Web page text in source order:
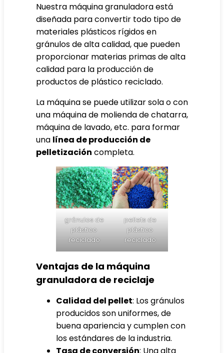
Nuestra máquina granuladora está
diseñada para convertir todo tipo de
materiales plásticos rígidos en
gránulos de alta calidad, que pueden
proporcionar materias primas de alta
calidad para la producción de
productos de plástico reciclado.
La máquina se puede utilizar sola o con
una máquina de molienda de chatarra,
máquina de lavado, etc. para formar
una línea de producción de
pelletización completa.
gránulos de
plástico
reciclado
pellets de
plástico
reciclado
Ventajas de la máquina
granuladora de reciclaje
Calidad del pellet: Los gránulos
producidos son uniformes, de
buena apariencia y cumplen con
los estándares de la industria.